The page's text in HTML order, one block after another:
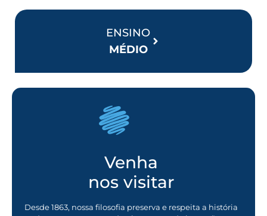
ENSINO
MÉDIO
Venha
nos visitar
Desde 1863, nossa filosofia preserva e respeita a história